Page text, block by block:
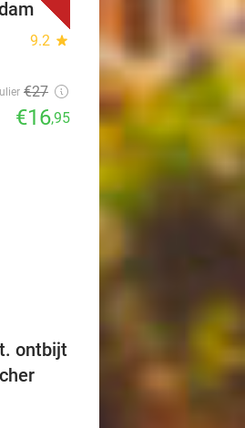
9.2 star
€27
€16,95
ontbijt